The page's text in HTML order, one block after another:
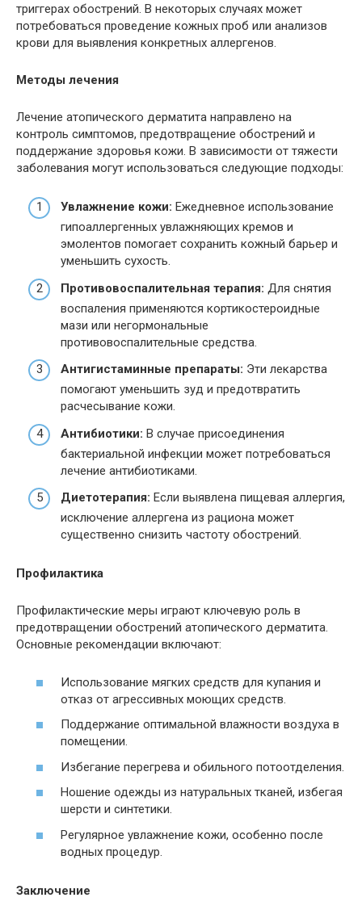
триггерах обострений. В некоторых случаях может
потребоваться проведение кожных проб или анализов
крови для выявления конкретных аллергенов.
Методы лечения
Лечение атопического дерматита направлено на
контроль симптомов, предотвращение обострений и
поддержание здоровья кожи. В зависимости от тяжести
заболевания могут использоваться следующие подходы:
Увлажнение кожи: Ежедневное использование
гипоаллергенных увлажняющих кремов и
эмолентов помогает сохранить кожный барьер и
уменьшить сухость.
Противовоспалительная терапия: Для снятия
воспаления применяются кортикостероидные
мази или негормональные
противовоспалительные средства.
Антигистаминные препараты: Эти лекарства
помогают уменьшить зуд и предотвратить
расчесывание кожи.
Антибиотики: В случае присоединения
бактериальной инфекции может потребоваться
лечение антибиотиками.
Диетотерапия: Если выявлена пищевая аллергия,
исключение аллергена из рациона может
существенно снизить частоту обострений.
Профилактика
Профилактические меры играют ключевую роль в
предотвращении обострений атопического дерматита.
Основные рекомендации включают:
Использование мягких средств для купания и
отказ от агрессивных моющих средств.
Поддержание оптимальной влажности воздуха в
помещении.
Избегание перегрева и обильного потоотделения.
Ношение одежды из натуральных тканей, избегая
шерсти и синтетики.
Регулярное увлажнение кожи, особенно после
водных процедур.
Заключение